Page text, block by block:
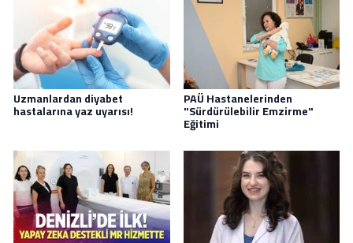
Uzmanlardan diyabet
hastalarına yaz uyarısı!
PAÜ Hastanelerinden
"Sürdürülebilir Emzirme"
Eğitimi